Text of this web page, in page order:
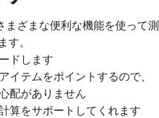
まざまな便利な機能を使って測
す。
ドします
イテムをポイントするので、
配がありません
算をサポートしてくれます